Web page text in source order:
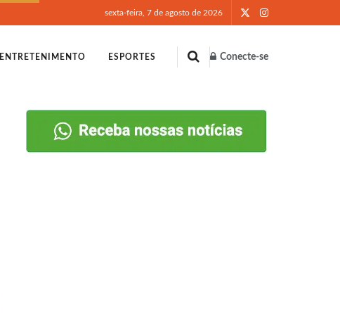
sexta-feira, 7 de agosto de 2026
ENTRETENIMENTO ESPORTES Conecte-se